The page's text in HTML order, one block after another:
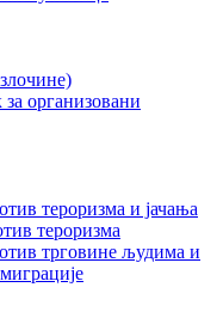
организовани
тероризма и јачања
тероризма
трговине људима и